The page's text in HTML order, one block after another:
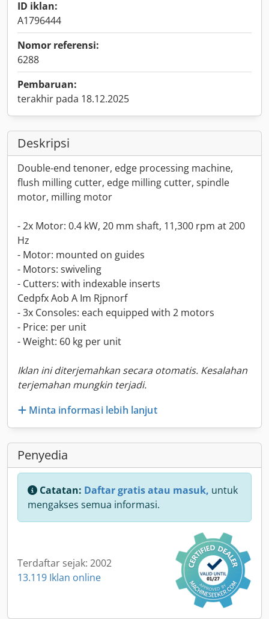
ID iklan:
A1796444
Nomor referensi:
6288
Pembaruan:
terakhir pada 18.12.2025
Deskripsi
Double-end tenoner, edge processing machine,
flush milling cutter, edge milling cutter, spindle
motor, milling motor
- 2x Motor: 0.4 kW, 20 mm shaft, 11,300 rpm at 200
Hz
- Motor: mounted on guides
- Motors: swiveling
- Cutters: with indexable inserts
Cedpfx Aob A Im Rjpnorf
- 3x Consoles: each equipped with 2 motors
- Price: per unit
- Weight: 60 kg per unit
Iklan ini diterjemahkan secara otomatis. Kesalahan
terjemahan mungkin terjadi.
Minta informasi lebih lanjut
Penyedia
Catatan: Daftar gratis atau masuk, untuk
mengakses semua informasi.
Terdaftar sejak: 2002
13.119 Iklan online